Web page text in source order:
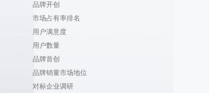
品牌开创
市场占有率排名
用户满意度
用户数量
品牌首创
品牌销量市场地位
对标企业调研